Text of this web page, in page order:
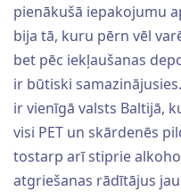
pienākušā iepakojumu
bija tā, kuru pērn vēl
bet pēc iekļaušanas
ir būtiski
ir vienīgā valsts Baltijā,
visi PET un skārdenēs
tostarp arī stiprie
atgriešanas rādītājus